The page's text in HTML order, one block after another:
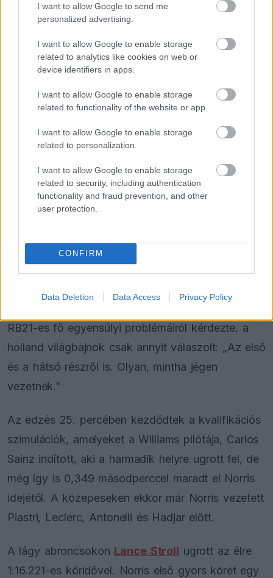
I want to allow Google to send me
personalized advertising.
I want to allow Google to enable storage
related to analytics like cookies on web or
device identifiers in apps.
I want to allow Google to enable storage
related to functionality of the website or app.
I want to allow Google to enable storage
related to personalization.
I want to allow Google to enable storage
related to security, including authentication
functionality and fraud prevention, and other
user protection.
CONFIRM
Data Deletion Data Access Privacy Policy
Az edzés hagyományos menetrenddel kezdődött,
a pilóták többsége – Oliver Bearman és Gabriel
Bortoleto kivételével – közepes keverékű
Leclerc vezetésével indult a csata, aki 1:17.143-as
párharc. Norris volt az első, aki 1:17 alá került
lefarigcsált két tizedmásodperccel. A brit
versenyző azonban villámgyorsan válaszolt, az
első két szektorban lila időket futva visszavette a
RB21-es fő egyensúlyi problémáiról kérdezte, a
holland világbajnok csak annyit válaszolt: „Az első
és a hátsó részről is. Olyan, mintha jégen
vezetnék."
Az edzés 25. percében kezdődtek a kvalifikációs
szimulációk, amelyeket a Williams pilótája, Carlos
Sainz indított, aki a harmadik helyre ugrott fel, de
még így is 0,349 másodperccel maradt el Norris
idejétől. A közepeseken ekkor már Norris vezetett
Piastri, Leclerc, Antonelli és Hadjar előtt.
A lágy abroncsokon Lance Stroll ugrott az élre
1:16.221-es köridővel. Norris első gyors körét egy